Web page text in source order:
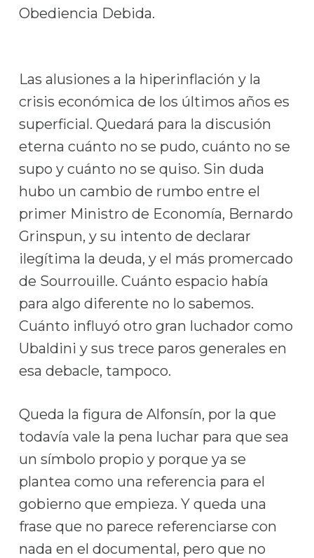
Obediencia Debida.
Las alusiones a la hiperinflación y la
crisis económica de los últimos años es
superficial. Quedará para la discusión
eterna cuánto no se pudo, cuánto no se
supo y cuánto no se quiso. Sin duda
hubo un cambio de rumbo entre el
primer Ministro de Economía, Bernardo
Grinspun, y su intento de declarar
ilegítima la deuda, y el más promercado
de Sourrouille. Cuánto espacio había
para algo diferente no lo sabemos.
Cuánto influyó otro gran luchador como
Ubaldini y sus trece paros generales en
esa debacle, tampoco.
Queda la figura de Alfonsín, por la que
todavía vale la pena luchar para que sea
un símbolo propio y porque ya se
plantea como una referencia para el
gobierno que empieza. Y queda una
frase que no parece referenciarse con
nada en el documental, pero que no